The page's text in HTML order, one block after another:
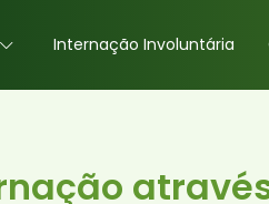
Internação Involuntária